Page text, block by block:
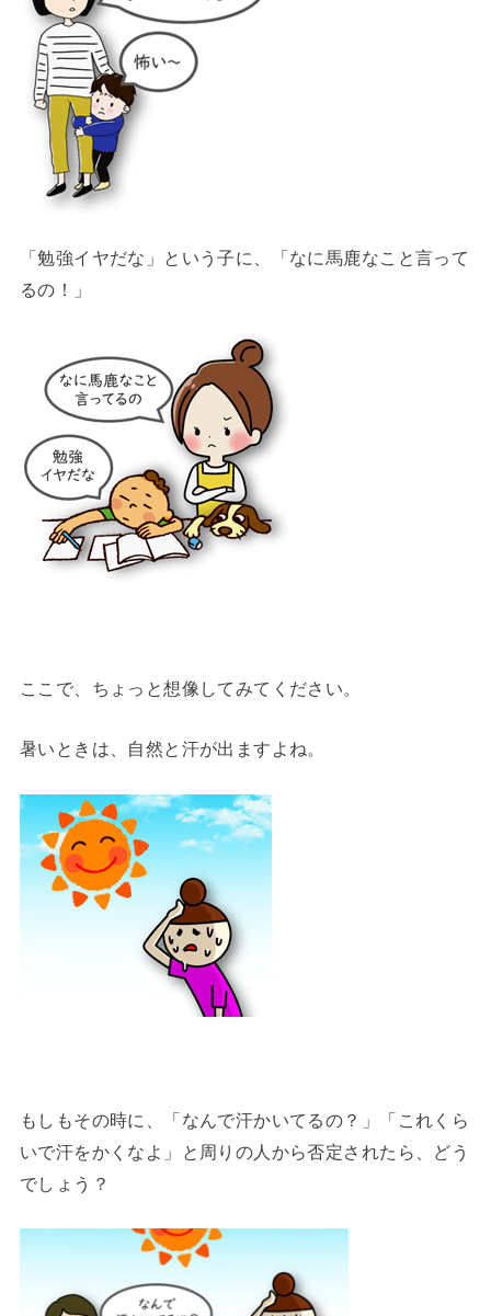
「勉強イヤだな」という子に、「なに馬鹿なこと言って
るの！」
ここで、ちょっと想像してみてください。
暑いときは、自然と汗が出ますよね。
もしもその時に、「なんで汗かいてるの？」「これくら
いで汗をかくなよ」と周りの人から否定されたら、どう
でしょう？